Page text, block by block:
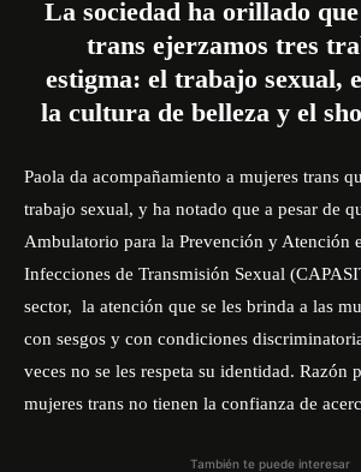
La sociedad ha orillado
trans ejerzamos tres
estigma: el trabajo sexual,
la cultura de belleza y el
Paola da acompañamiento a mujeres trans
trabajo sexual, y ha notado que a pesar de
Ambulatorio para la Prevención y Atención
Infecciones de Transmisión Sexual
sector, la atención que se les brinda a las
con sesgos y con condiciones
veces no se les respeta su identidad. Razón
mujeres trans no tienen la confianza de
También te puede interesar